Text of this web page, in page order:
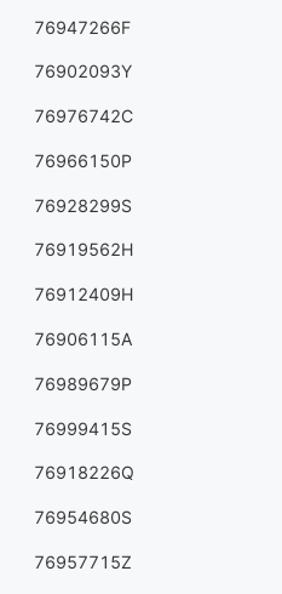
76947266F
76902093Y
76976742C
76966150P
76928299S
76919562H
76912409H
76906115A
76989679P
76999415S
76918226Q
76954680S
76957715Z